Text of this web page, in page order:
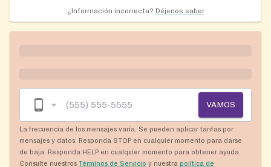
¿Información incorrecta? Déjenos saber
VAMOS
La frecuencia de los mensajes varía. Se pueden aplicar tarifas por
mensajes y datos. Responda STOP en cualquier momento para darse
de baja. Responda HELP en cualquier momento para obtener ayuda.
Consulte nuestros Términos de Servicio y nuestra política de